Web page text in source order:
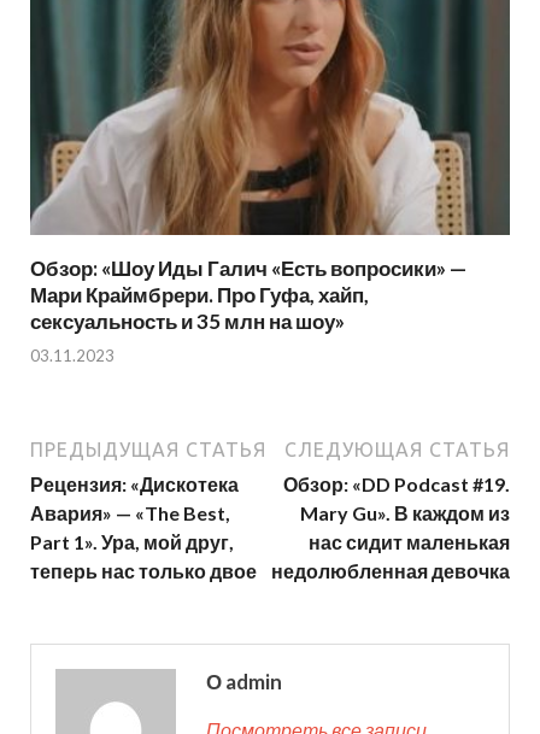
Обзор: «Шоу Иды Галич «Есть вопросики» —
Мари Краймбрери. Про Гуфа, хайп,
сексуальность и 35 млн на шоу»
03.11.2023
ПРЕДЫДУЩАЯ СТАТЬЯ
Рецензия: «Дискотека
Авария» — «The Best,
Part 1». Ура, мой друг,
теперь нас только двое
СЛЕДУЮЩАЯ СТАТЬЯ
Обзор: «DD Podcast #19.
Mary Gu». В каждом из
нас сидит маленькая
недолюбленная девочка
О admin